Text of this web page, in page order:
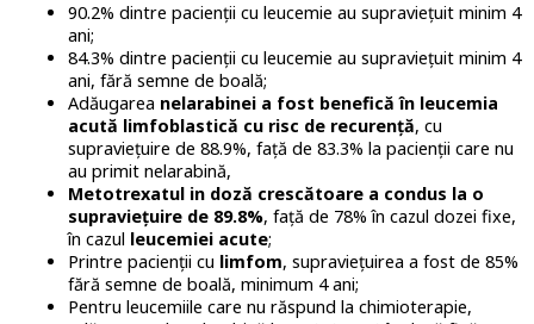
90.2% dintre pacienții cu leucemie au supraviețuit minim 4
ani;
84.3% dintre pacienții cu leucemie au supraviețuit minim 4
ani, fără semne de boală;
Adăugarea nelarabinei a fost benefică în leucemia
acută limfoblastică cu risc de recurență, cu
supraviețuire de 88.9%, față de 83.3% la pacienții care nu
au primit nelarabină,
Metotrexatul in doză crescătoare a condus la o
supraviețuire de 89.8%, față de 78% în cazul dozei fixe,
în cazul leucemiei acute;
Printre pacienții cu limfom, supraviețuirea a fost de 85%
fără semne de boală, minimum 4 ani;
Pentru leucemiile care nu răspund la chimioterapie,